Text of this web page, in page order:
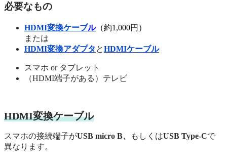
必要なもの
HDMI変換ケーブル（約1,000円）
または
HDMI変換アダプタ とHDMIケーブル
スマホ or タブレット
（HDMI端子がある）テレビ
HDMI変換ケーブル
スマホの接続端子がUSB micro B、 もしくはUSB Type-Cで
異なります。